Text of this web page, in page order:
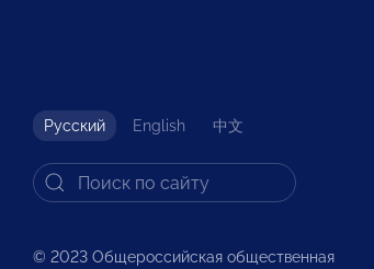
Русский English 中文
© 2023 Общероссийская общественная